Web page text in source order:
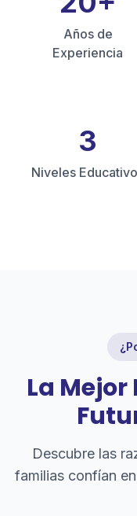
Años de
Experiencia
3
Niveles
La
Descubre las
familias confían